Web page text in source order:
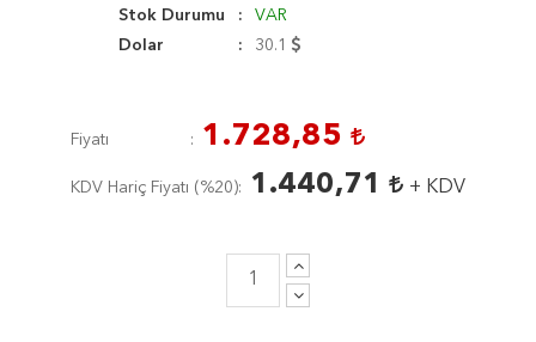
Stok Durumu
VAR
Dolar
30.1
Fiyatı 1.728,85
KDV Hariç Fiyatı ( %20 ) 1.440,71 + KDV